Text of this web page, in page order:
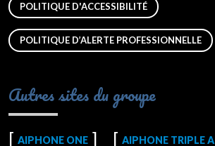
POLITIQUE D'ACCESSIBILITÉ
POLITIQUE D’ALERTE PROFESSIONNELLE
Autres sites du groupe
AIPHONE ONE AIPHONE TRIPLE A